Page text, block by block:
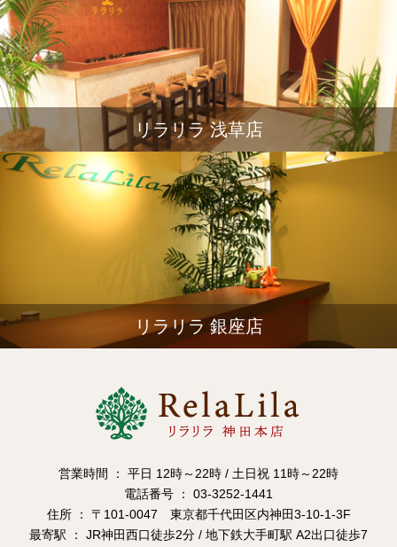
リラリラ 浅草店
リラリラ 銀座店
営業時間 ： 平日 12時～22時 / 土日祝 11時～22時
電話番号 ： 03-3252-1441
住所 ： 〒101-0047 東京都千代田区内神田3-10-1-3F
最寄駅 ： JR神田西口徒歩2分 / 地下鉄大手町駅 A2出口徒歩7